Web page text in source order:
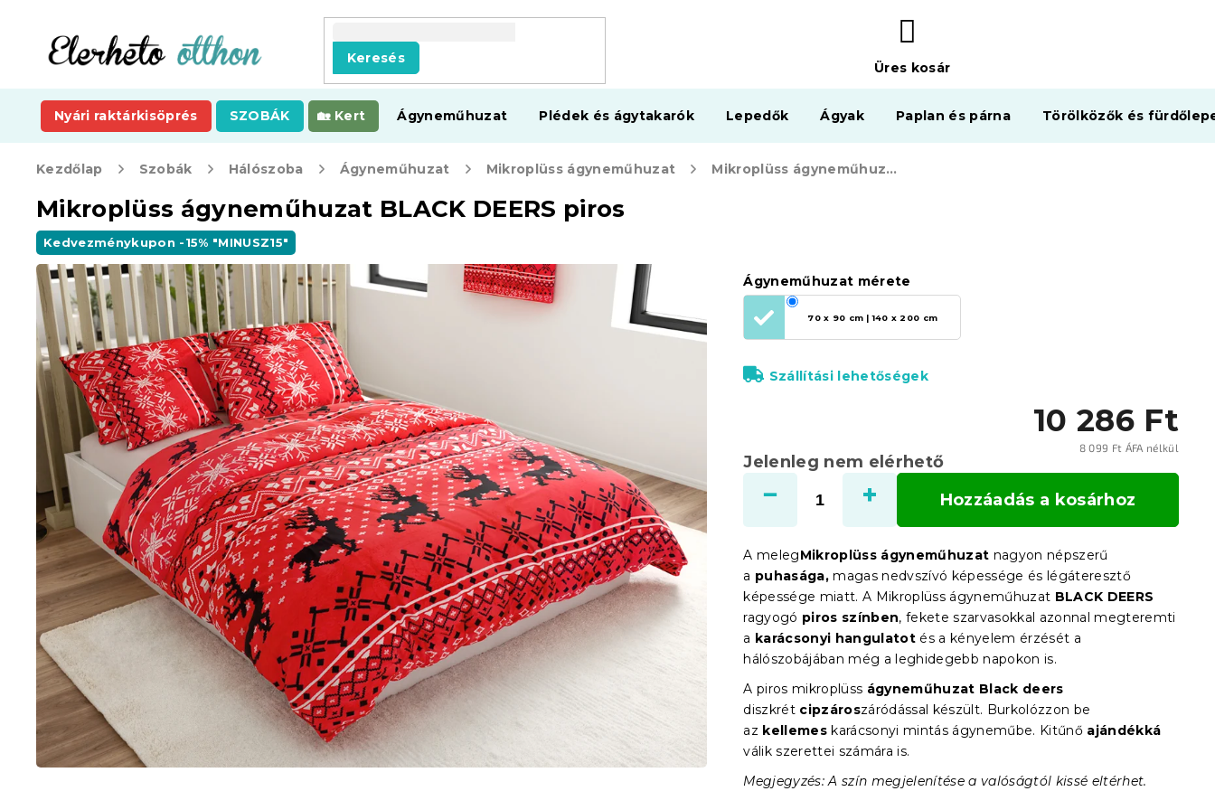
tartalomhoz
Keresés
KOSÁR
Üres kosár
Nyári raktárkisöprés SZOBÁK Kert Ágyneműhuzat Plédek és ágytakarók Lepedők Ágyak Paplan és párna Törölközők és
Kezdőlap Szobák Hálószoba Ágyneműhuzat Mikroplüss ágyneműhuzat Mikroplüss ágyneműhuzat BLACK DEERS piros
Mikroplüss ágyneműhuzat BLACK DEERS piros
Kedvezménykupon -15% "MINUSZ15"
10 286 Ft
8 099 Ft ÁFA nélkül
Jelenleg nem elérhető
Ágyneműhuzat mérete
70 x 90 cm | 140 x 200 cm
Szállítási lehetőségek
Hozzáadás a kosárhoz
A melegMikroplüss ágyneműhuzat nagyon népszerű
a puhasága, magas nedvszívó képessége és légáteresztő
képessége miatt. A Mikroplüss ágyneműhuzat BLACK DEERS
ragyogó piros színben, fekete szarvasokkal azonnal megteremti
a karácsonyi hangulatot és a kényelem érzését a
hálószobájában még a leghidegebb napokon is.
A piros mikroplüss ágyneműhuzat Black deers
diszkrét cipzároszáródással készült. Burkolózzon be
az kellemeskarácsonyi mintás ágyneműbe. Kitűnő ajándékká
válik szerettei számára is.
Megjegyzés: A szín megjelenítése a valóságtól kissé eltérhet.